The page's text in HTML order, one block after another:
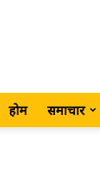
होम समाचार